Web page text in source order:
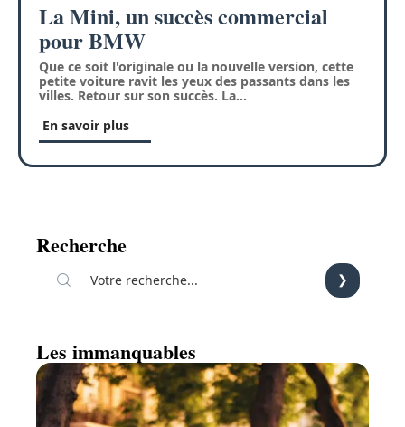
La Mini, un succès commercial
pour BMW
Que ce soit l'originale ou la nouvelle version, cette
petite voiture ravit les yeux des passants dans les
villes. Retour sur son succès. La…
En savoir plus
Recherche
Les immanquables